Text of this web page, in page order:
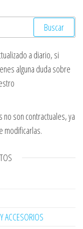
a diario, si
alguna duda sobre
son contractuales, ya
modificarlas.
ACCESORIOS